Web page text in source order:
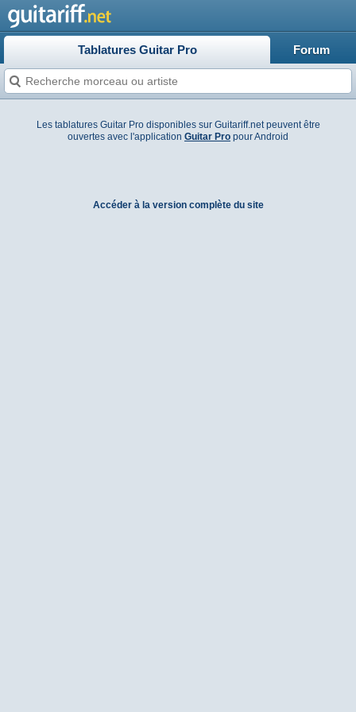
Tablatures Guitar Pro Forum
Les tablatures Guitar Pro disponibles sur Guitariff.net peuvent être
ouvertes avec l'application Guitar Pro pour Android
Accéder à la version complète du site